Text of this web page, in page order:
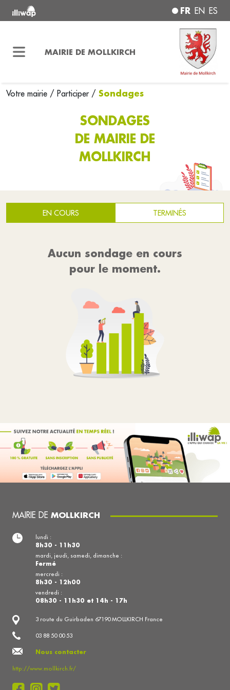
FR EN ES
MAIRIE DE MOLLKIRCH
Votre mairie / Participer/ Sondages
SONDAGES
DE MAIRIE DE
MOLLKIRCH
EN COURS TERMINÉS
Aucun sondage en cours
pour le moment.
MAIRIE DE MOLLKIRCH
3 route du Guirbaden 67190 MOLLKIRCH France
03 88 50 00 53
Nous contacter
http://www.mollkirch.fr/
lundi :
8h30 - 11h30
mardi, jeudi, samedi, dimanche :
Fermé
mercredi :
8h30 - 12h00
vendredi :
08h30 - 11h30 et 14h - 17h